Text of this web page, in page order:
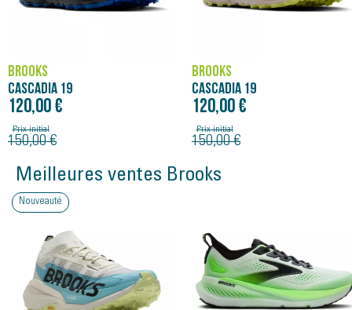
BROOKS
CASCADIA 19
120,00 €
Prix initial
150,00 €
BROOKS
CASCADIA 19
120,00 €
Prix initial
150,00 €
Meilleures ventes Brooks
Nouveauté